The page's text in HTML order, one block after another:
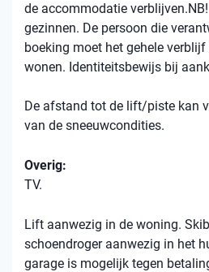
de accommodatie
gezinnen. De persoon die
boeking moet het gehele
wonen. Identiteitsbewijs bij
De afstand tot de lift/piste kan
van de sneeuwcondities.
Overig:
TV.
Lift aanwezig in de woning.
schoendroger aanwezig in het
garage is mogelijk tegen